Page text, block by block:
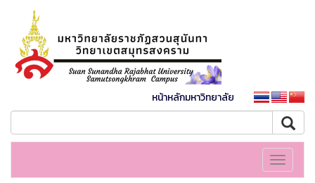
หน้าหลักมหาวิทยาลัย
Toggle